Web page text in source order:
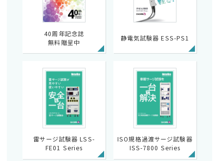
40周年記念誌
無料贈呈中
静電気試験器 ESS-PS1
雷サージ試験器 LSS-
FE01 Series
ISO規格過渡サージ試験器
ISS-7800 Series